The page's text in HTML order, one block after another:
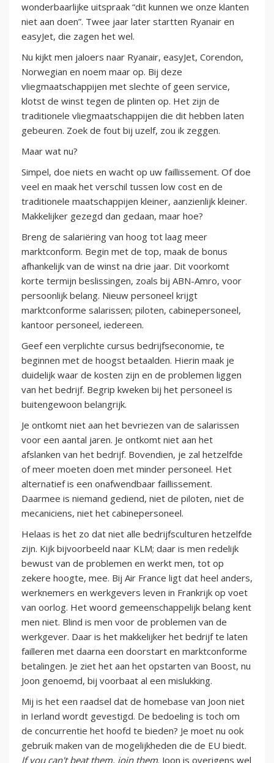
wonderbaarlijke uitspraak “dit kunnen we onze klanten
niet aan doen”. Twee jaar later startten Ryanair en
easyJet, die zagen het wel.
Nu kijkt men jaloers naar Ryanair, easyJet, Corendon,
Norwegian en noem maar op. Bij deze
vliegmaatschappijen met slechte of geen service,
klotst de winst tegen de plinten op. Het zijn de
traditionele vliegmaatschappijen die dit hebben laten
gebeuren. Zoek de fout bij uzelf, zou ik zeggen.
Maar wat nu?
Simpel, doe niets en wacht op uw faillissement. Of doe
veel en maak het verschil tussen low cost en de
traditionele maatschappijen kleiner, aanzienlijk kleiner.
Makkelijker gezegd dan gedaan, maar hoe?
Breng de salariëring van hoog tot laag meer
marktconform. Begin met de top, maak de bonus
afhankelijk van de winst na drie jaar. Dit voorkomt
korte termijn beslissingen, zoals bij ABN-Amro, voor
persoonlijk belang. Nieuw personeel krijgt
marktconforme salarissen; piloten, cabinepersoneel,
kantoor personeel, iedereen.
Geef een verplichte cursus bedrijfseconomie, te
beginnen met de hoogst betaalden. Hierin maak je
duidelijk waar de kosten zijn en de problemen liggen
van het bedrijf. Begrip kweken bij het personeel is
buitengewoon belangrijk.
Je ontkomt niet aan het bevriezen van de salarissen
voor een aantal jaren. Je ontkomt niet aan het
afslanken van het bedrijf. Bovendien, je zal hetzelfde
of meer moeten doen met minder personeel. Het
alternatief is een onafwendbaar faillissement.
Daarmee is niemand gediend, niet de piloten, niet de
mecaniciens, niet het cabinepersoneel.
Helaas is het zo dat niet alle bedrijfsculturen hetzelfde
zijn. Kijk bijvoorbeeld naar KLM; daar is men redelijk
bewust van de problemen en werkt men, tot op
zekere hoogte, mee. Bij Air France ligt dat heel anders,
werknemers en werkgevers leven in Frankrijk op voet
van oorlog. Het woord gemeenschappelijk belang kent
men niet. Blind is men voor de problemen van de
werkgever. Daar is het makkelijker het bedrijf te laten
failleren met daarna een doorstart en marktconforme
betalingen. Je ziet het aan het opstarten van Boost, nu
Joon genoemd, bij voorbaat al een mislukking.
Mij is het een raadsel dat de homebase van Joon niet
in Ierland wordt gevestigd. De bedoeling is toch om
de concurrentie het hoofd te bieden? Je moet nu ook
gebruik maken van de mogelijkheden die de EU biedt.
If you can't beat them, join them. Joon is overigens wel